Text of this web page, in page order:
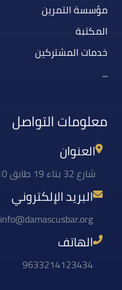
مؤسسة التمرين
المكتبة
خدمات المشتركين
...
معلومات التواصل
العنوان
شارع 32 بناء 19 طابق 10
البريد الإلكتروني
info@damascusbar.org
الهاتف
9633214123434